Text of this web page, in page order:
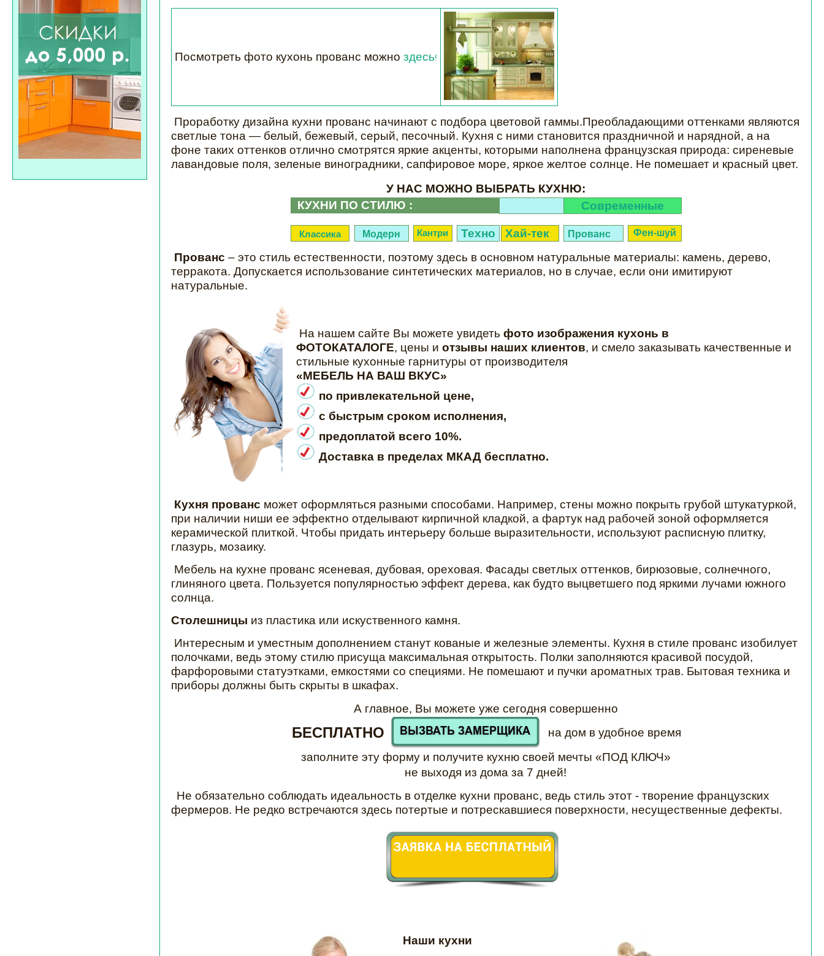
Посмотреть фото кухонь прованс можно здесь!
Проработку дизайна кухни прованс начинают с подбора цветовой гаммы.Преобладающими оттенками являются
светлые тона — белый, бежевый, серый, песочный. Кухня с ними становится праздничной и нарядной, а на
фоне таких оттенков отлично смотрятся яркие акценты, которыми наполнена французская природа: сиреневые
лавандовые поля, зеленые виноградники, сапфировое море, яркое желтое солнце. Не помешает и красный цвет.
У НАС МОЖНО ВЫБРАТЬ КУХНЮ:
КУХНИ ПО СТИЛЮ :
Современные
Классика Модерн Кантри Техно Хай-тек Прованс Фен-шуй
Прованс – это стиль естественности, поэтому здесь в основном натуральные материалы: камень, дерево,
терракота. Допускается использование синтетических материалов, но в случае, если они имитируют
натуральные.
На нашем сайте Вы можете увидеть фото изображения кухонь в
ФОТОКАТАЛОГЕ, цены и отзывы наших клиентов, и смело заказывать качественные и
стильные кухонные гарнитуры от производителя
«МЕБЕЛЬ НА ВАШ ВКУС»
по привлекательной цене,
с быстрым сроком исполнения,
предоплатой всего 10%.
Доставка в пределах МКАД бесплатно.
Кухня прованс может оформляться разными способами. Например, стены можно покрыть грубой штукатуркой,
при наличии ниши ее эффектно отделывают кирпичной кладкой, а фартук над рабочей зоной оформляется
керамической плиткой. Чтобы придать интерьеру больше выразительности, используют расписную плитку,
глазурь, мозаику.
Мебель на кухне прованс ясеневая, дубовая, ореховая. Фасады светлых оттенков, бирюзовые, солнечного,
глиняного цвета. Пользуется популярностью эффект дерева, как будто выцветшего под яркими лучами южного
солнца.
Столешницы из пластика или искуственного камня.
Интересным и уместным дополнением станут кованые и железные элементы. Кухня в стиле прованс изобилует
полочками, ведь этому стилю присуща максимальная открытость. Полки заполняются красивой посудой,
фарфоровыми статуэтками, емкостями со специями. Не помешают и пучки ароматных трав. Бытовая техника и
приборы должны быть скрыты в шкафах.
А главное, Вы можете уже сегодня совершенно
БЕСПЛАТНО
на дом в удобное время
заполните эту форму и получите кухню своей мечты «ПОД КЛЮЧ»
не выходя из дома за 7 дней!
Не обязательно соблюдать идеальность в отделке кухни прованс, ведь стиль этот - творение французских
фермеров. Не редко встречаются здесь потертые и потрескавшиеся поверхности, несущественные дефекты.
Наши кухни